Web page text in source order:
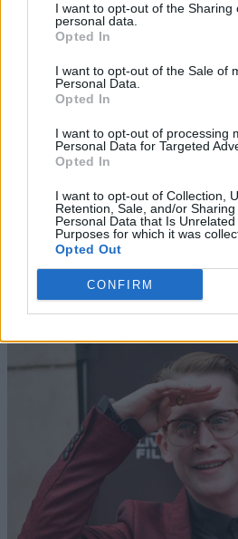
I want to opt-out of the Sharing
personal data.
Opted In
I want to opt-out of the Sale of
Personal Data.
Opted In
I want to opt-out of processing
Personal Data for Targeted
Opted In
I want to opt-out of Collection,
Retention, Sale, and/or
Personal Data that Is
Purposes for which it was
Opted Out
CONFIRM